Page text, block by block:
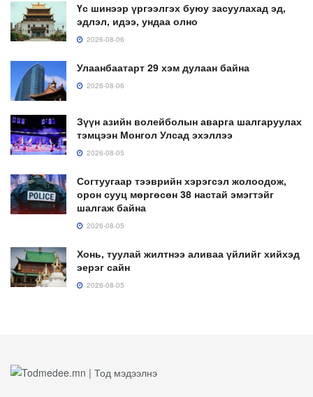
Үс шинээр үргээлгэх буюу засуулахад эд,
эдлэл, идээ, ундаа олно
2026-08-06
Улаанбаатарт 29 хэм дулаан байна
2026-08-06
Зүүн азийн волейболын аварга шалгаруулах
тэмцээн Монгол Улсад эхэллээ
2026-08-05
Согтуугаар тээврийн хэрэгсэл жолоодож,
орон сууц мөргөсөн 38 настай эмэгтэйг
шалгаж байна
2026-08-05
Хонь, туулай жилтнээ аливаа үйлийг хийхэд
эерэг сайн
2026-08-05